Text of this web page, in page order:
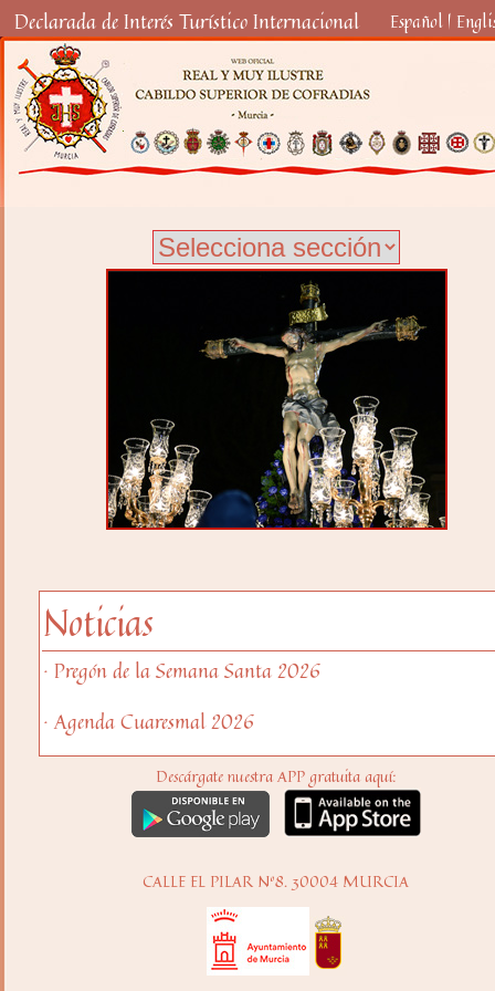
Declarada de Interés Turístico Internacional Español |
Noticias
· Pregón de la Semana Santa 2026
· Agenda Cuaresmal 2026
Descárgate nuestra APP gratuita aquí:
CALLE EL PILAR Nº8. 30004 MURCIA